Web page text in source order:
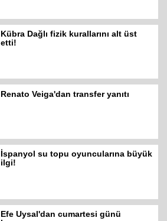
Kübra Dağlı fizik kurallarını alt üst
etti!
Renato Veiga'dan transfer yanıtı
İspanyol su topu oyuncularına büyük
ilgi!
Efe Uysal'dan cumartesi günü